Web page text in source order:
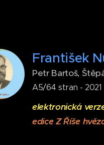
František
Petr Bartoš,
A5/64 stran - 2021
elektronická
edice Z Říše